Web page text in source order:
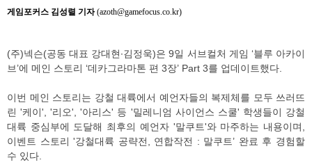
게임포커스 김성렬 기자(azoth@gamefocus.co.kr)
(주)넥슨(공동 대표 강대현∙김정욱)은 9일 서브컬처 게임 ‘블루 아카이
브’에 메인 스토리 ‘데카그라마톤 편 3장’ Part 3를 업데이트했다.
이번 메인 스토리는 강철 대륙에서 예언자들의 복제체를 모두 쓰러뜨
린 '케이', '리오', '아리스' 등 '밀레니엄 사이언스 스쿨' 학생들이 강철
대륙 중심부에 도달해 최후의 예언자 '말쿠트'와 마주하는 내용이며,
이벤트 스토리 '강철대륙 공략전, 연합작전 : 말쿠트’ 완료 후 경험할
수 있다.